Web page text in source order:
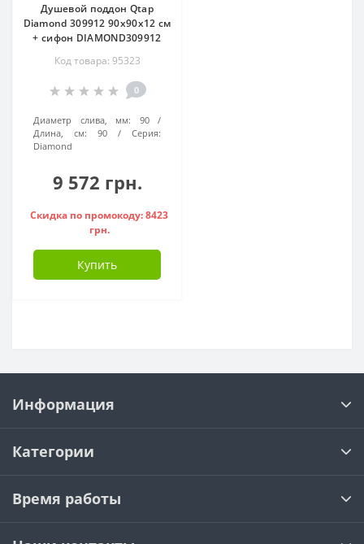
Душевой поддон Qtap
Diamond 309912 90x90x12 см
+ сифон DIAMOND309912
Код товара: 95323
0
Диаметр слива, мм:
90
Длина, см:
90
Серия:
Diamond
9 572 грн.
Скидка по промокоду: 8423
грн.
Купить
Информация
Категории
Время работы